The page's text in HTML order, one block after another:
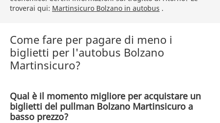
troverai qui: Martinsicuro Bolzano in autobus .
Come fare per pagare di meno i
biglietti per l'autobus Bolzano
Martinsicuro?
Qual è il momento migliore per acquistare un
biglietti del pullman Bolzano Martinsicuro a
basso prezzo?